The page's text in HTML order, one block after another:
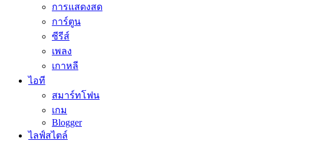
การแสดงสด
การ์ตูน
ซีรีส์
เพลง
เกาหลี
ไอที
สมาร์ทโฟน
เกม
Blogger
ไลฟ์สไตล์